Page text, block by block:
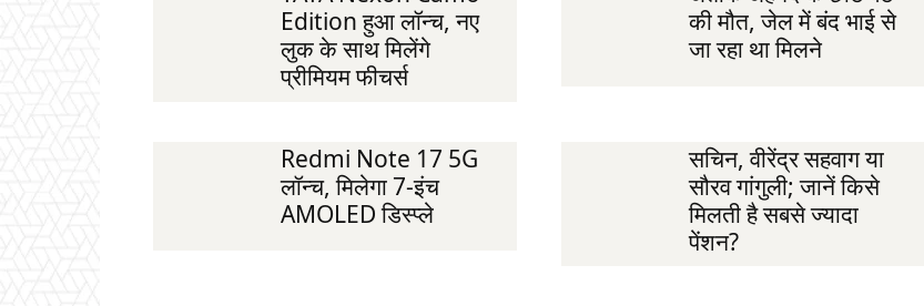
Edition हुआ लॉन्च, नए
लुक के साथ मिलेंगे
प्रीमियम फीचर्स
की मौत, जेल में बंद भाई से
जा रहा था मिलने
Redmi Note 17 5G
लॉन्च, मिलेगा 7-इंच
AMOLED डिस्प्ले
सचिन, वीरेंद्र सहवाग या
सौरव गांगुली; जानें किसे
मिलती है सबसे ज्यादा
पेंशन?